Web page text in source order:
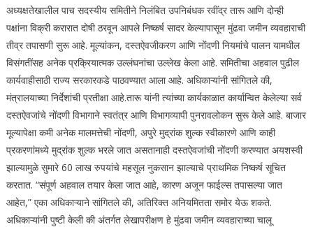
अध्यक्षतेखालील पाच सदस्यीय समितीने निलंबित उपनिबंधक रवींद्र तारू आणि दोन्ही
पक्षांना विक्री करारात दोषी ठरवून आपले निष्कर्ष सादर केल्यापासून मुंढवा जमीन व्यवहाराची
तीव्र तपासणी सुरू आहे. मूल्यांकन, दस्तऐवजीकरण आणि नोंदणी नियमांचे पालन यामधील
विसंगतींसह अनेक प्रक्रियात्मक उल्लंघनांचा उल्लेख केला आहे. समितीचा अहवाल पुढील
कार्यवाहीसाठी राज्य सरकारकडे पाठवण्यात आला आहे. अधिकाऱ्यांनी सांगितले की,
मंत्रालयाच्या निर्देशांची प्रतीक्षा आहे.तारू यांनी त्यांच्या कार्यकाळात कार्यान्वित केलेल्या सर्व
दस्तऐवजांचे नोंदणी विभागाने स्वतंत्र आणि विभागव्यापी पुनरावलोकन सुरू केले आहे. बाजार
मूल्यापेक्षा कमी अनेक मालमत्तेची नोंदणी, अपुरे मुद्रांक शुल्क स्वीकारणे आणि काही
प्रकरणांमध्ये मुद्रांक शुल्क भरले जात असतानाही दस्तऐवजांची नोंदणी करण्यात अयशस्वी
झाल्यामुळे सुमारे 60 लाख रुपयांचे महसूल नुकसान झाल्याचे प्राथमिक निष्कर्ष सूचित
करतात. “संपूर्ण अहवाल तयार केला जात आहे, कारण अजून फाईल्स तपासल्या जात
आहेत,” एका अधिकाऱ्याने सांगितले की, अतिरिक्त अनियमितता समोर येऊ शकते.
अधिकाऱ्यांनी पुष्टी केली की अंतर्गत लेखापरीक्षण हे मुंढवा जमीन व्यवहाराच्या चालू